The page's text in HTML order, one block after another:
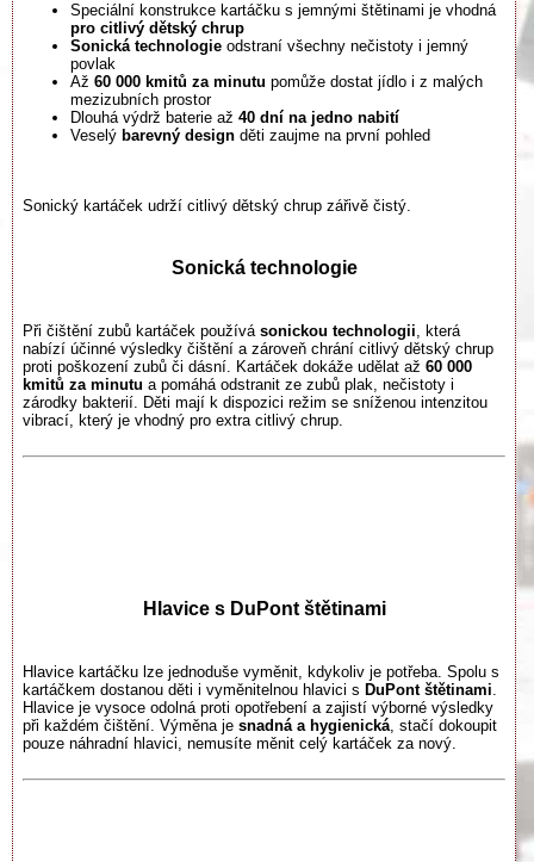
Speciální konstrukce kartáčku s jemnými štětinami je vhodná
pro citlivý dětský chrup
Sonická technologie odstraní všechny nečistoty i jemný
povlak
Až 60 000 kmitů za minutu pomůže dostat jídlo i z malých
mezizubních prostor
Dlouhá výdrž baterie až 40 dní na jedno nabití
Veselý barevný design děti zaujme na první pohled
Sonický kartáček udrží citlivý dětský chrup zářivě čistý.
Sonická technologie
Při čištění zubů kartáček používá sonickou technologii, která
nabízí účinné výsledky čištění a zároveň chrání citlivý dětský chrup
proti poškození zubů či dásní. Kartáček dokáže udělat až 60 000
kmitů za minutu a pomáhá odstranit ze zubů plak, nečistoty i
zárodky bakterií. Děti mají k dispozici režim se sníženou intenzitou
vibrací, který je vhodný pro extra citlivý chrup.
Hlavice s DuPont štětinami
Hlavice kartáčku lze jednoduše vyměnit, kdykoliv je potřeba. Spolu s
kartáčkem dostanou děti i vyměnitelnou hlavici s DuPont štětinami.
Hlavice je vysoce odolná proti opotřebení a zajistí výborné výsledky
při každém čištění. Výměna je snadná a hygienická, stačí dokoupit
pouze náhradní hlavici, nemusíte měnit celý kartáček za nový.